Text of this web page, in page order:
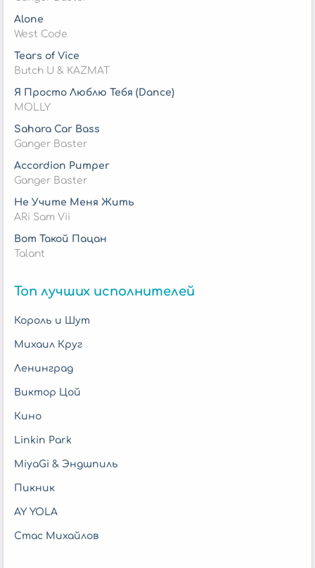
Alone
West Code
Tears of Vice
Butch U & KAZMAT
Я Просто Люблю Тебя (Dance)
MOLLY
Sahara Car Bass
Ganger Baster
Accordion Pumper
Ganger Baster
Не Учите Меня Жить
ARi Sam Vii
Вот Такой Пацан
Talant
Топ лучших исполнителей
Король и Шут
Михаил Круг
Ленинград
Виктор Цой
Кино
Linkin Park
MiyaGi & Эндшпиль
Пикник
AY YOLA
Стас Михайлов